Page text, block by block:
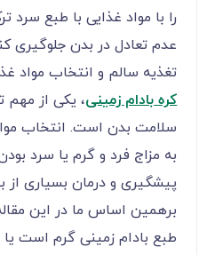
را با مواد غذایی با طبع سرد
عدم تعادل در بدن جلوگیری
تغذیه سالم و انتخاب مواد
کره بادام زمینی، یکی از مهم
سلامت بدن است. انتخاب
به مزاج فرد و گرم یا سرد
پیشگیری و درمان بسیاری از
برهمین اساس ما در این
طبع بادام زمینی گرم است یا